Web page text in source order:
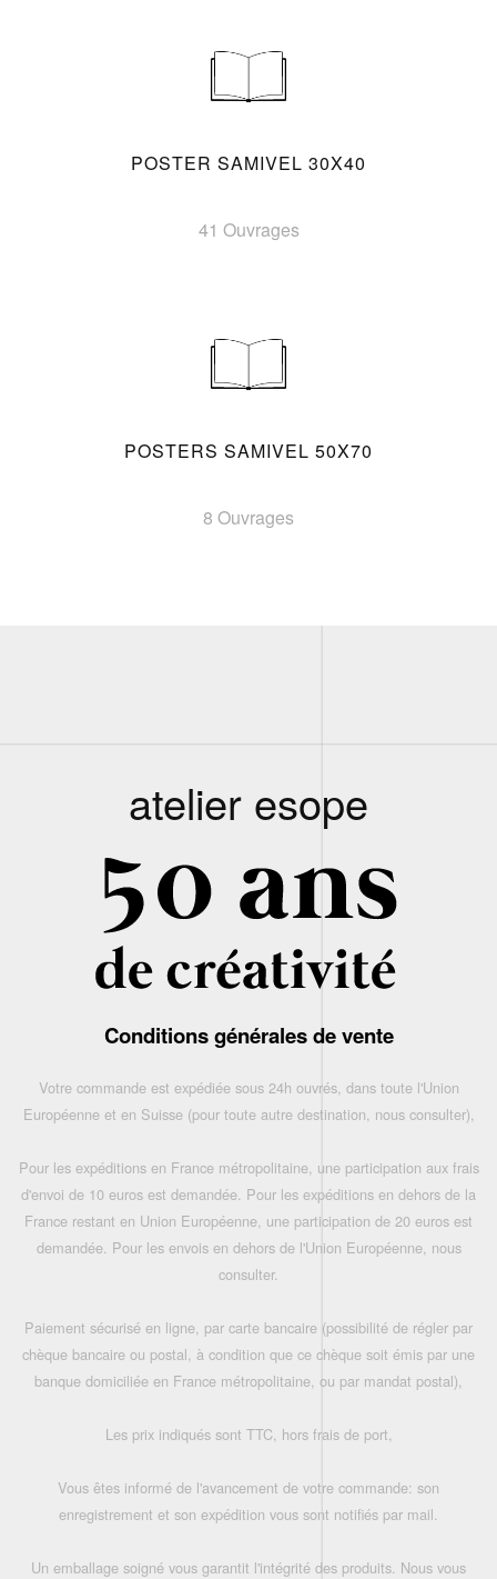
POSTER SAMIVEL 30X40
41 Ouvrages
POSTERS SAMIVEL 50X70
8 Ouvrages
atelier esope
Conditions générales de vente
Votre commande est expédiée sous 24h ouvrés, dans toute l'Union
Européenne et en Suisse (pour toute autre destination, nous consulter),
Pour les expéditions en France métropolitaine, une participation aux frais
d'envoi de 10 euros est demandée. Pour les expéditions en dehors de la
France restant en Union Européenne, une participation de 20 euros est
demandée. Pour les envois en dehors de l'Union Européenne, nous
consulter.
Paiement sécurisé en ligne, par carte bancaire (possibilité de régler par
chèque bancaire ou postal, à condition que ce chèque soit émis par une
banque domiciliée en France métropolitaine, ou par mandat postal),
Les prix indiqués sont TTC, hors frais de port,
Vous êtes informé de l'avancement de votre commande: son
enregistrement et son expédition vous sont notifiés par mail.
Un emballage soigné vous garantit l'intégrité des produits. Nous vous